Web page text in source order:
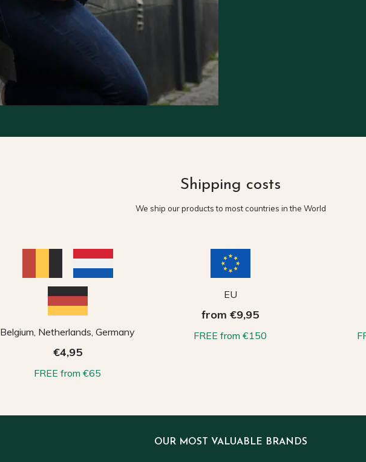
Shipping costs
We ship our products to most countries in the World
Belgium, Netherlands, Germany
€4,95
FREE from €65
EU
from €9,95
FREE from €150
OUR MOST VALUABLE BRANDS